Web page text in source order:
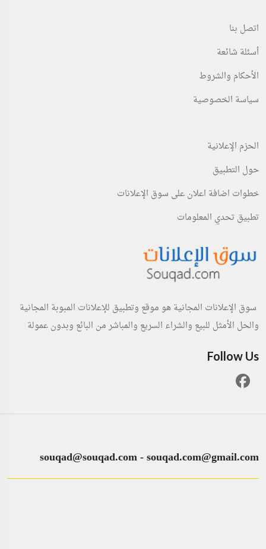
اتصل بنا
أسئلة شائعة
الأحكام والشروط
سياسة الخصوصية
الحزم الإعلانية
حول التطبيق
خطوات اضافة اعلان على سوق الإعلانات
تطبيق تحدي المعلومات
سوق الإعلانات المجانية هو موقع وتطبيق للإعلانات المبوبة المجانية
والحل الأمثل للبيع والشراء السريع والمباشر من البائع وبدون عمولة
Follow Us
souqad@souqad.com-souqad.com@gmail.com